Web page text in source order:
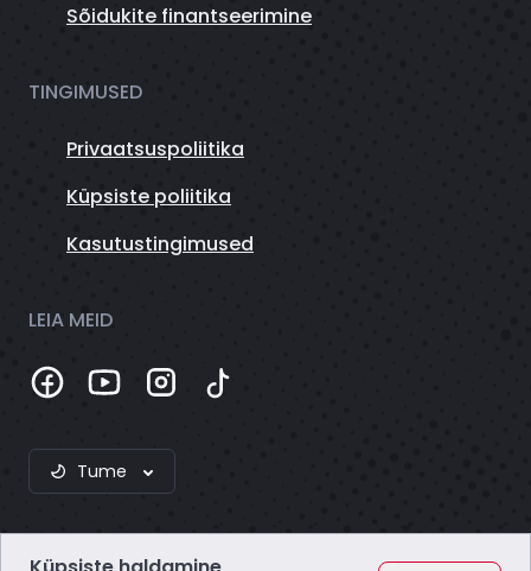
Sõidukite finantseerimine
TINGIMUSED
Privaatsuspoliitika
Küpsiste poliitika
Kasutustingimused
LEIA MEID
Tume